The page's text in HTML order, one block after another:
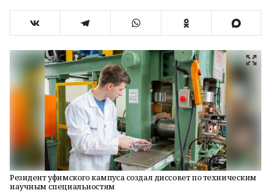
Резидент уфимского кампуса создал диссовет по техническим
научным специальностям